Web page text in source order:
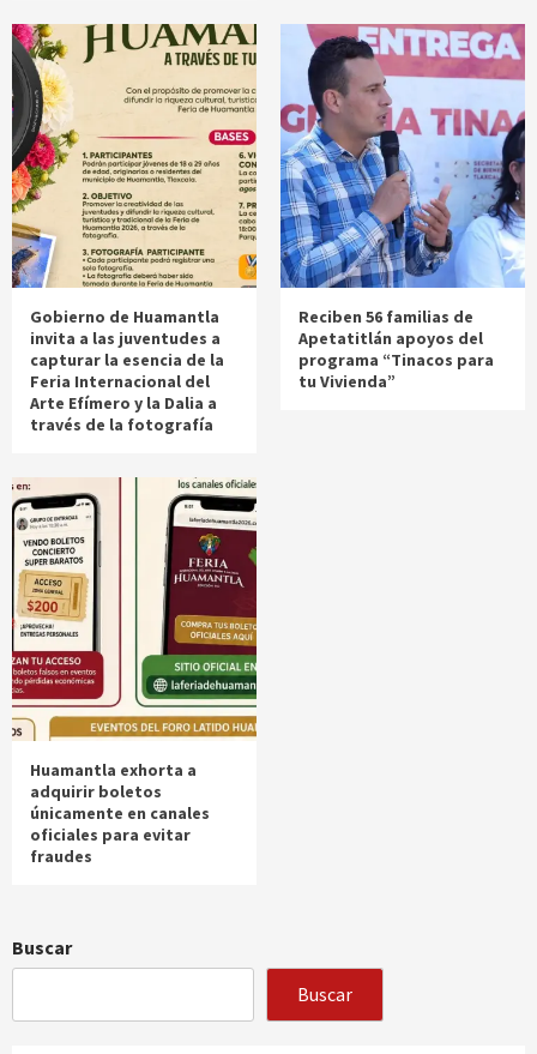
Gobierno de Huamantla
invita a las juventudes a
capturar la esencia de la
Feria Internacional del
Arte Efímero y la Dalia a
través de la fotografía
Reciben 56 familias de
Apetatitlán apoyos del
programa “Tinacos para
tu Vivienda”
Huamantla exhorta a
adquirir boletos
únicamente en canales
oficiales para evitar
fraudes
Buscar
Buscar